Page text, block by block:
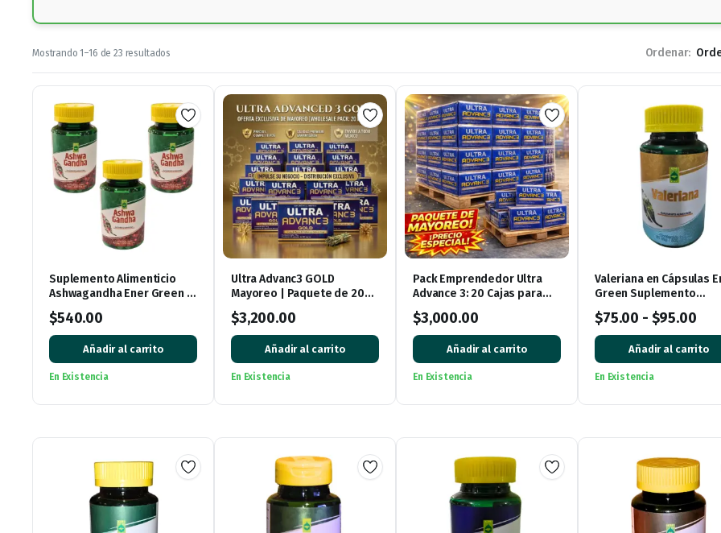
Mostrando 1–16 de 23 resultados Ordenar:
Suplemento Alimenticio
Ashwagandha Ener Green –
60 Cápsulas de 500mg
$540.00
Añadir al carrito
En Existencia
Ultra Advanc3 GOLD
Mayoreo | Paquete de 20
Piezas para Revender
$3,200.00
Añadir al carrito
En Existencia
Pack Emprendedor Ultra
Advance 3: 20 Cajas para
Iniciar tu Negocio
$3,000.00
Añadir al carrito
En Existencia
Valeriana en Cápsulas
Green Suplemento
Alimenticio
$75.00 - $95.00
Añadir al carrito
En Existencia